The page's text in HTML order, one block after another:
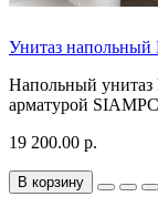
Унитаз напольный
Напольный унитаз
арматурой
19 200.00 р.
В корзину